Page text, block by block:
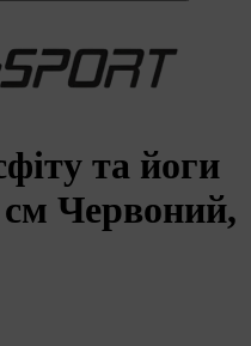
та йоги
Червоний,